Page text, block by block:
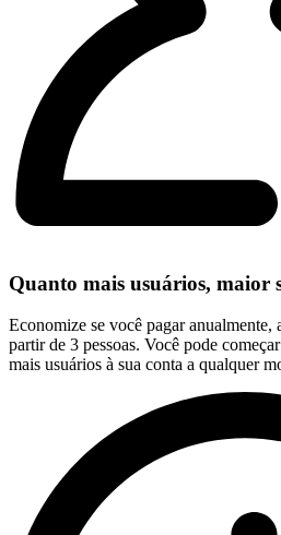
Quanto mais usuários, maior
Economize se você pagar anualmente,
partir de 3 pessoas. Você pode
mais usuários à sua conta a qualquer